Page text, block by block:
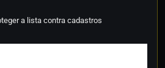
a lista contra cadastros